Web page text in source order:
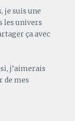
je suis une
les univers
ça avec
j’aimerais
de mes